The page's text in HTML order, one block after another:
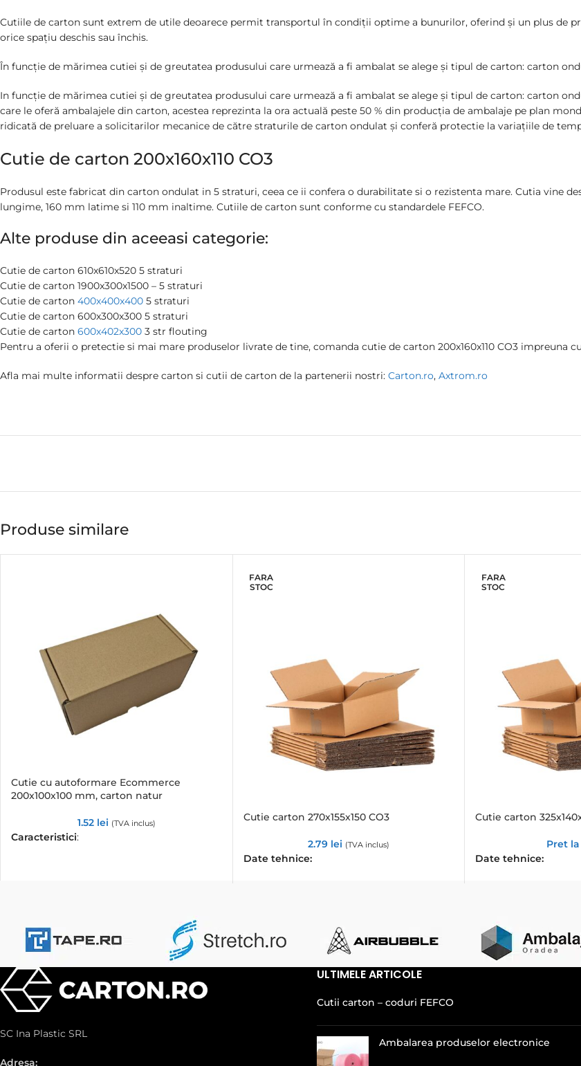
Cutiile de carton sunt extrem de utile deoarece permit transportul în condiții optime a bunurilor, oferind și un plus de
orice spațiu deschis sau închis.
În funcție de mărimea cutiei și de greutatea produsului care urmează a fi ambalat se alege și tipul de carton: carton
In funcție de mărimea cutiei și de greutatea produsului care urmează a fi ambalat se alege și tipul de carton: carton
care le oferă ambalajele din carton, acestea reprezinta la ora actuală peste 50 % din producția de ambalaje pe plan
ridicată de preluare a solicitarilor mecanice de către straturile de carton ondulat și conferă protectie la variațiile de
Cutie de carton 200x160x110 CO3
Produsul este fabricat din carton ondulat in 5 straturi, ceea ce ii confera o durabilitate si o rezistenta mare. Cutia vine
lungime, 160 mm latime si 110 mm inaltime. Cutiile de carton sunt conforme cu standardele FEFCO.
Alte produse din aceeasi categorie:
Cutie de carton 610x610x520 5 straturi
Cutie de carton 1900x300x1500 – 5 straturi
Cutie de carton 400x400x400 5 straturi
Cutie de carton 600x300x300 5 straturi
Cutie de carton 600x402x300 3 str flouting
Pentru a oferii o pretectie si mai mare produselor livrate de tine, comanda cutie de carton 200x160x110 CO3 impreuna cu
Afla mai multe informatii despre carton si cutii de carton de la partenerii nostri: Carton.ro, Axtrom.ro
Produse similare
Cutie cu autoformare Ecommerce
200x100x100 mm, carton natur
1.52 lei (TVA inclus)
Caracteristici:
FARA
STOC
Cutie carton 270x155x150 CO3
2.79 lei (TVA inclus)
Date tehnice:
FARA
STOC
Cutie carton
Pret
Date tehnice:
SC Ina Plastic SRL
Adresa:
ULTIMELE ARTICOLE
Cutii carton – coduri FEFCO
Ambalarea produselor electronice